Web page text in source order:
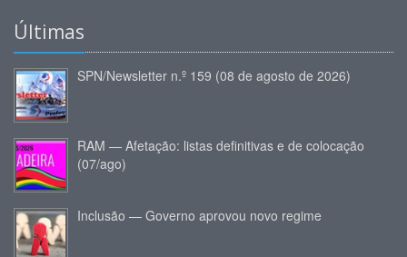
Últimas
SPN/Newsletter n.º 159 (08 de agosto de 2026)
RAM — Afetação: listas definitivas e de colocação
(07/ago)
Inclusão — Governo aprovou novo regime